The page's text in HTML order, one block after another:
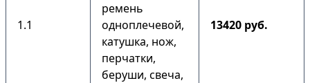
1.1
ремень
одноплечевой,
катушка, нож,
перчатки,
беруши, свеча,
13420 руб.